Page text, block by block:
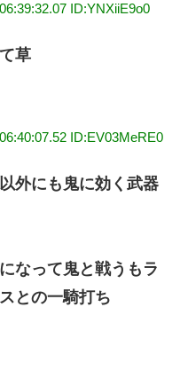
ID:YNXiiE9o0
草
ID:EV03MeRE0
外にも鬼に効く武器
なって鬼と戦うもラ
との一騎打ち